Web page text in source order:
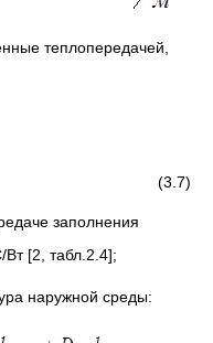
теплопередачей,
заполнения
Вт [2, табл.2.4];
наружной среды: